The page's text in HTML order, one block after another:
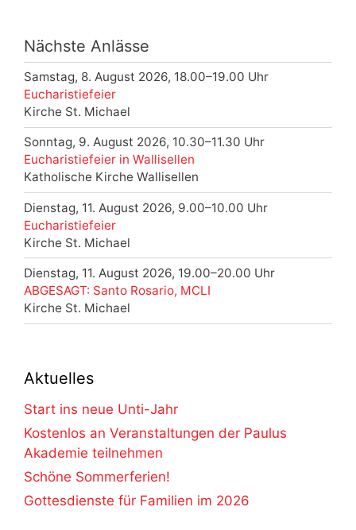
Nächste Anlässe
Samstag, 8. August 2026, 18.00–19.00 Uhr
Eucharistiefeier
Kirche St. Michael
Sonntag, 9. August 2026, 10.30–11.30 Uhr
Eucharistiefeier in Wallisellen
Katholische Kirche Wallisellen
Dienstag, 11. August 2026, 9.00–10.00 Uhr
Eucharistiefeier
Kirche St. Michael
Dienstag, 11. August 2026, 19.00–20.00 Uhr
ABGESAGT: Santo Rosario, MCLI
Kirche St. Michael
Aktuelles
Start ins neue Unti-Jahr
Kostenlos an Veranstaltungen der Paulus
Akademie teilnehmen
Schöne Sommerferien!
Gottesdienste für Familien im 2026